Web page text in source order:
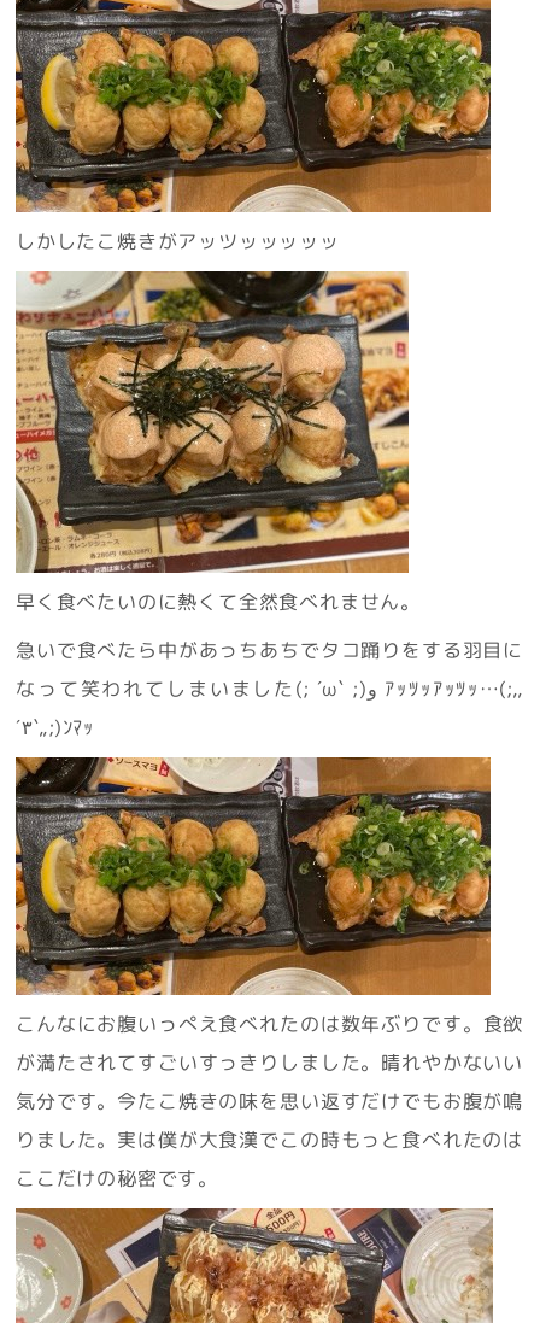
しかしたこ焼きがアッツッッッッッ
早く食べたいのに熱くて全然食べれません。
急いで食べたら中があっちあちでタコ踊りをする羽目に
なって笑われてしまいました(; ´ω` ;)و ｱｯﾂｯｱｯﾂｯ…(;,,
´٣`,,;)ﾝﾏｯ
こんなにお腹いっぺえ食べれたのは数年ぶりです。食欲
が満たされてすごいすっきりしました。晴れやかないい
気分です。今たこ焼きの味を思い返すだけでもお腹が鳴
りました。実は僕が大食漢でこの時もっと食べれたのは
ここだけの秘密です。